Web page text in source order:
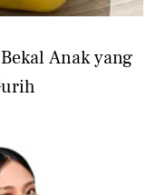
Anak yang